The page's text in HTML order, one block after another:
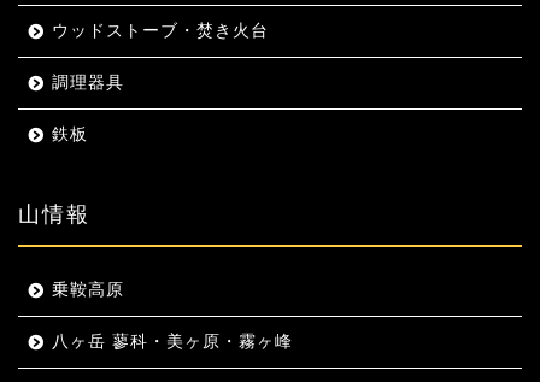
ウッドストーブ・焚き火台
調理器具
鉄板
山情報
乗鞍高原
八ヶ岳 蓼科・美ヶ原・霧ヶ峰